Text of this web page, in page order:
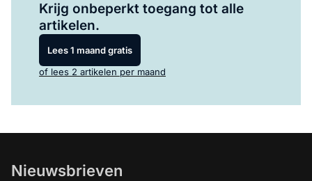
Krijg onbeperkt toegang tot alle
artikelen.
Lees 1 maand gratis
of lees 2 artikelen per maand
Nieuwsbrieven